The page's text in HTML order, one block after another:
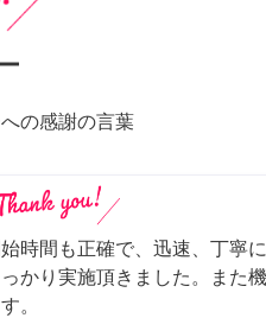
の感謝の言葉
始時間も正確で、迅速、丁寧
っかり実施頂きました。また
。